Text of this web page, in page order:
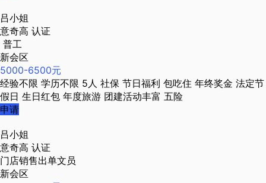
吕小姐
意奇高 认证
普工
新会区
5000-6500元
经验不限 学历不限 5人 社保 节日福利 包吃住 年终奖金 法定节
假日 生日红包 年度旅游 团建活动丰富 五险
申请
吕小姐
意奇高 认证
门店销售出单文员
新会区